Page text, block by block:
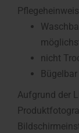
nicht
Aufgrund der